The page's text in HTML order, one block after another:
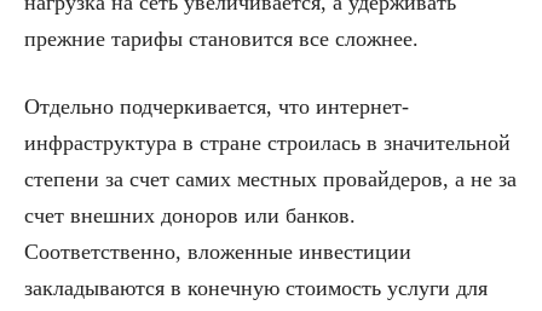
прежние тарифы становится все сложнее.
Отдельно подчеркивается, что интернет-
инфраструктура в стране строилась в значительной
степени за счет самих местных провайдеров, а не за
счет внешних доноров или банков.
Соответственно, вложенные инвестиции
закладываются в конечную стоимость услуги для